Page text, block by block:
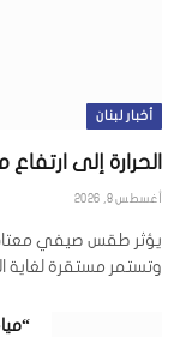
أخبار لبنان
الحرارة إلى
أغسطس 8, 2026
يؤثر طقس صيفي معتاد
وتستمر مستقرة لغاية